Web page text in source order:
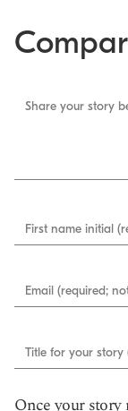
Share your story
First name initial
Email (required;
Title for your story
Once your